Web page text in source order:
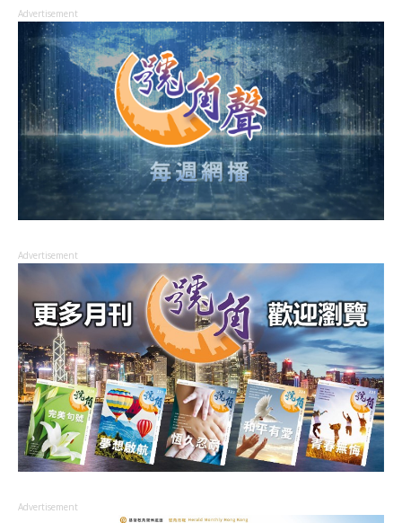
Advertisement
Advertisement
Advertisement